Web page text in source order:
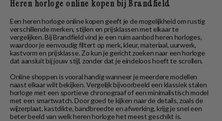
Heren horloge online kopen bij Brandfield
Een heren horloge online kopen geeft je de mogelijkheid om rustig
verschillende merken, stijlen en prijsklassen met elkaar te
vergelijken. Bij Brandfield vind je een ruim aanbod heren horloges,
waardoor je eenvoudig filtert op merk, kleur, materiaal, uurwerk,
kastvorm en prijsklasse. Zo kun je gericht zoeken naar een horloge
dat aansluit bij jouw stijl, zonder dat je eindeloos hoeft te scrollen.
Online shoppen is vooral handig wanneer je meerdere modellen
naast elkaar wilt bekijken. Vergelijk bijvoorbeeld een klassiek stalen
horloge met een sportieve chronograaf of een minimalistisch model
met een smartwatch. Door goed te kijken naar de details, zoals de
wijzerplaat, kastdikte, bandbreedte en afwerking, krijg je snel een
beter beeld van welk heren horloge het meest geschikt is.